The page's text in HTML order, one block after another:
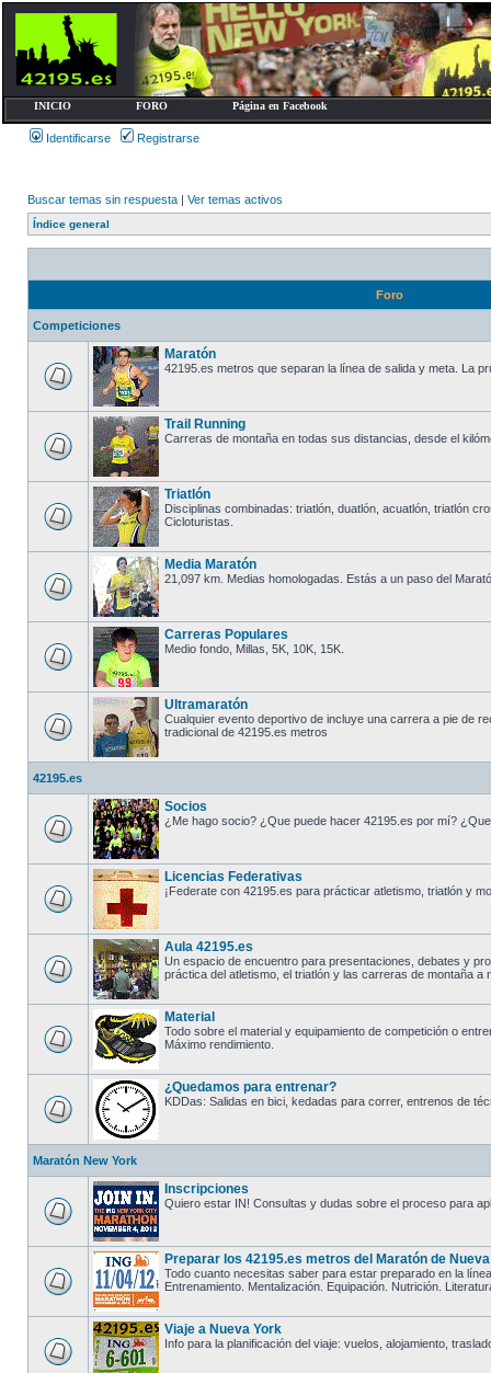
INICIO FORO Página en Facebook
Identificarse Registrarse
Buscar temas sin respuesta | Ver temas activos
Índice general
Foro
Competiciones
Maratón
42195.es metros que separan la línea de salida y meta. La
Trail Running
Carreras de montaña en todas sus distancias, desde el
Triatlón
Disciplinas combinadas: triatlón, duatlón, acuatlón, triatlón
Cicloturistas.
Media Maratón
21,097 km. Medias homologadas. Estás a un paso del
Carreras Populares
Medio fondo, Millas, 5K, 10K, 15K.
Ultramaratón
Cualquier evento deportivo de incluye una carrera a pie de
tradicional de 42195.es metros
42195.es
Socios
¿Me hago socio? ¿Que puede hacer 42195.es por mí?
Licencias Federativas
¡Federate con 42195.es para prácticar atletismo, triatlón y
Aula 42195.es
Un espacio de encuentro para presentaciones, debates y
práctica del atletismo, el triatlón y las carreras de montaña a
Material
Todo sobre el material y equipamiento de competición o
Máximo rendimiento.
¿Quedamos para entrenar?
KDDas: Salidas en bici, kedadas para correr, entrenos de
Maratón New York
Inscripciones
Quiero estar IN! Consultas y dudas sobre el proceso para
Preparar los 42195.es metros del Maratón de
Todo cuanto necesitas saber para estar preparado en la
Entrenamiento. Mentalización. Equipación. Nutrición.
Viaje a Nueva York
Info para la planificación del viaje: vuelos, alojamiento,